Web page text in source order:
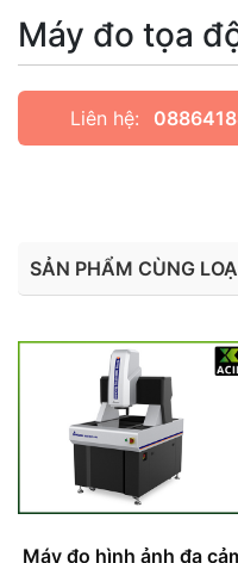
Máy đo tọa
Liên hệ:
SẢN PHẨM CÙNG
Máy đo hình ảnh đa